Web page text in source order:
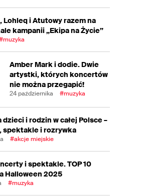
Lohleq i Atutowy razem na
kampanii „Ekipa na Życie”
Amber Mark i dodie. Dwie
artystki, których koncertów
nie można przegapić!
24 października #muzyka
i rodzin w całej Polsce –
spektakle i rozrywka
#akcje miejskie
i spektakle. TOP 10
Halloween 2025
#muzyka